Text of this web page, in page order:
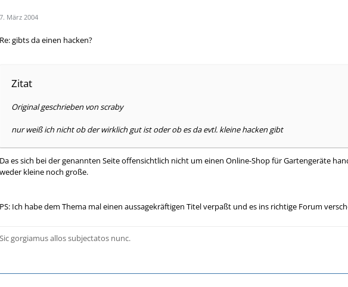
7. März 2004
Re: gibts da einen hacken?
Zitat
Original geschrieben von scraby
nur weiß ich nicht ob der wirklich gut ist oder ob es da evtl. kleine hacken gibt
Da es sich bei der genannten Seite offensichtlich nicht um einen Online-Shop für Gartengeräte
weder kleine noch große.
PS: Ich habe dem Thema mal einen aussagekräftigen Titel verpaßt und es ins richtige Forum
Sic gorgiamus allos subjectatos nunc.